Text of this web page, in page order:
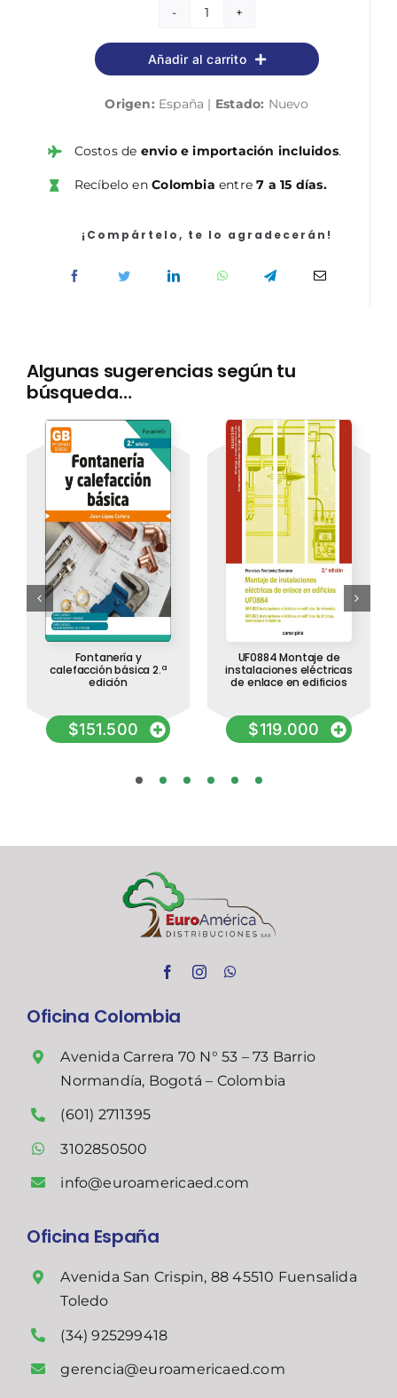
Normativa
de
gas
gas
B
ª
cantidad
Añadir al carrito
Origen: España | Estado: Nuevo
Costos de envio e importación incluidos.
Recíbelo enColombia entre7 a 15 días.
¡Compártelo, te lo agradecerán!
Algunas sugerencias según tu
búsqueda…
Fontanería y
calefacción básica 2.ª
edición
$151.500
UF0884 Montaje de
instalaciones eléctricas
de enlace en edificios
$119.000
Oficina Colombia
Avenida Carrera 70 N° 53 – 73 Barrio
Normandía, Bogotá – Colombia
(601) 2711395
3102850500
info@euroamericaed.com
Oficina España
Avenida San Crispin, 88 45510 Fuensalida
Toledo
(34) 925299418
gerencia@euroamericaed.com